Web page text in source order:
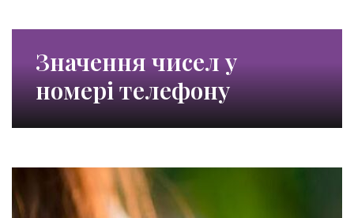
Значення чисел у
номері телефону